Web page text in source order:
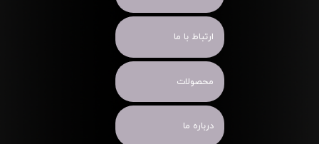
ارتباط با ما
محصولات
درباره ما